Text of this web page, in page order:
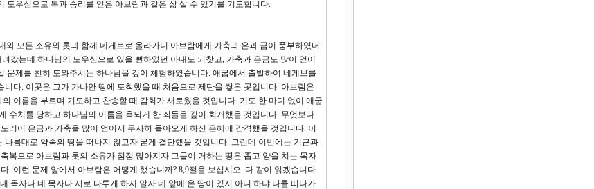
도우심으로 복과 승리를 얻은 아브람과 같은 삶 살 수 있기를 기도합니다.
와 모든 소유와 롯과 함께 네게브로 올라가니 아브람에게 가축과 은과 금이 풍부하였더
갔는데 하나님의 도우심으로 잃을 뻔하였던 아내도 되찾고, 가축과 은금도 많이 얻어
문제를 친히 도와주시는 하나님을 깊이 체험하였습니다. 애굽에서 출발하여 네게브를
다. 이곳은 그가 가나안 땅에 도착했을 때 처음으로 제단을 쌓은 곳입니다. 아브람은
이름을 부르며 기도하고 찬송할 때 감회가 새로웠을 것입니다. 기도 한 마디 없이 애굽
수치를 당하고 하나님의 이름을 욕되게 한 죄들을 깊이 회개했을 것입니다. 무엇보다
리어 은금과 가축을 많이 얻어서 무사히 돌아오게 하신 은혜에 감격했을 것입니다. 이
름대로 약속의 땅을 떠나지 않고자 굳게 결단했을 것입니다. 그런데 이번에는 기근과
복으로 아브람과 롯의 소유가 점점 많아지자 그들이 거하는 땅은 좁고 양을 치는 목자
. 이런 문제 앞에서 아브람은 어떻게 했습니까? 8,9절을 보십시오. 다 같이 읽겠습니다.
목자나 네 목자나 서로 다투게 하지 말자 네 앞에 온 땅이 있지 아니 하냐 나를 떠나가